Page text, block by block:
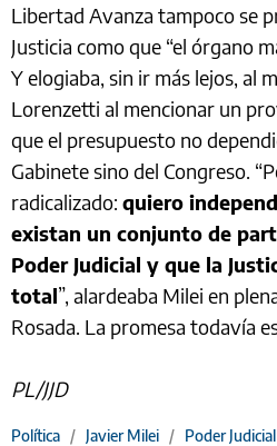
Libertad Avanza tampoco se
Justicia como que “el órgano
Y elogiaba, sin ir más lejos, al
Lorenzetti al mencionar un
que el presupuesto no
Gabinete sino del Congreso.
radicalizado: quiero
existan un conjunto de
Poder Judicial y que la
total”, alardeaba Milei en
Rosada. La promesa todavía
PL/JJD
Política / Javier Milei / Poder Judicial